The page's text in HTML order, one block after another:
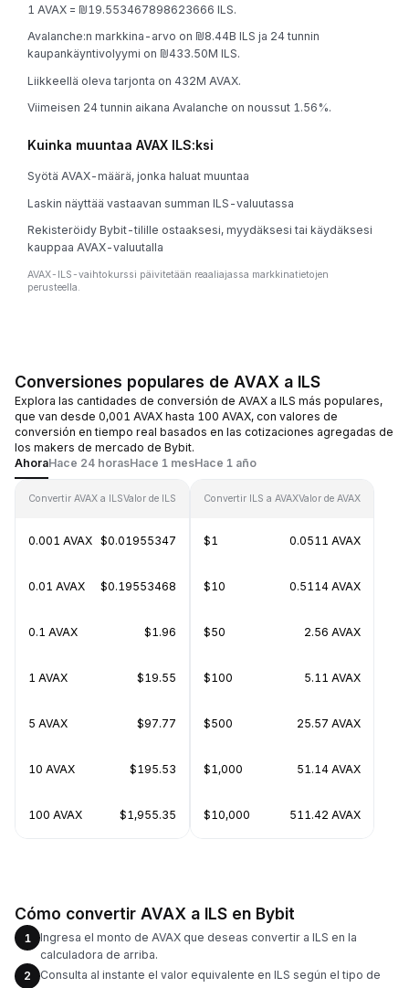
1 AVAX = ₪19.553467898623666 ILS.
Avalanche:n markkina-arvo on ₪8.44B ILS ja 24 tunnin
kaupankäyntivolyymi on ₪433.50M ILS.
Liikkeellä oleva tarjonta on 432M AVAX.
Viimeisen 24 tunnin aikana Avalanche on noussut 1.56%.
Kuinka muuntaa AVAX ILS:ksi
Syötä AVAX-määrä, jonka haluat muuntaa
Laskin näyttää vastaavan summan ILS-valuutassa
Rekisteröidy Bybit-tilille ostaaksesi, myydäksesi tai käydäksesi
kauppaa AVAX-valuutalla
AVAX-ILS-vaihtokurssi päivitetään reaaliajassa markkinatietojen
perusteella.
Conversiones populares de AVAX a ILS
Explora las cantidades de conversión de AVAX a ILS más populares,
que van desde 0,001 AVAX hasta 100 AVAX, con valores de
conversión en tiempo real basados en las cotizaciones agregadas de
los makers de mercado de Bybit.
AhoraHace 24 horasHace 1 mesHace 1 año
Convertir AVAX a ILSValor de ILS
0.001 AVAX $0.01955347
0.01 AVAX $0.19553468
0.1 AVAX $1.96
1 AVAX $19.55
5 AVAX $97.77
10 AVAX $195.53
100 AVAX $1,955.35
Convertir ILS a AVAXValor de AVAX
$1 0.0511 AVAX
$10 0.5114 AVAX
$50 2.56 AVAX
$100 5.11 AVAX
$500 25.57 AVAX
$1,000 51.14 AVAX
$10,000 511.42 AVAX
Cómo convertir AVAX a ILS en Bybit
1
Ingresa el monto de AVAX que deseas convertir a ILS en la
calculadora de arriba.
2
Consulta al instante el valor equivalente en ILS según el tipo de